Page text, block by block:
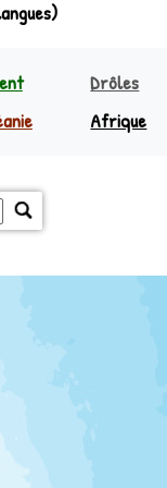
Drôles
Afrique